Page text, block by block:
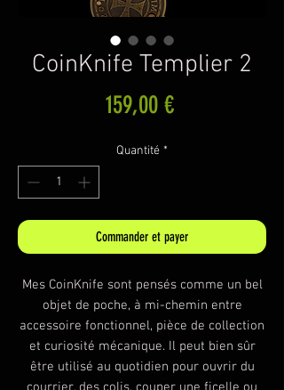
CoinKnife Templier 2
159,00 €Prix
Quantité *
Commander et payer
Mes CoinKnife sont pensés comme un bel
objet de poche, à mi-chemin entre
accessoire fonctionnel, pièce de collection
et curiosité mécanique. Il peut bien sûr
être utilisé au quotidien pour ouvrir du